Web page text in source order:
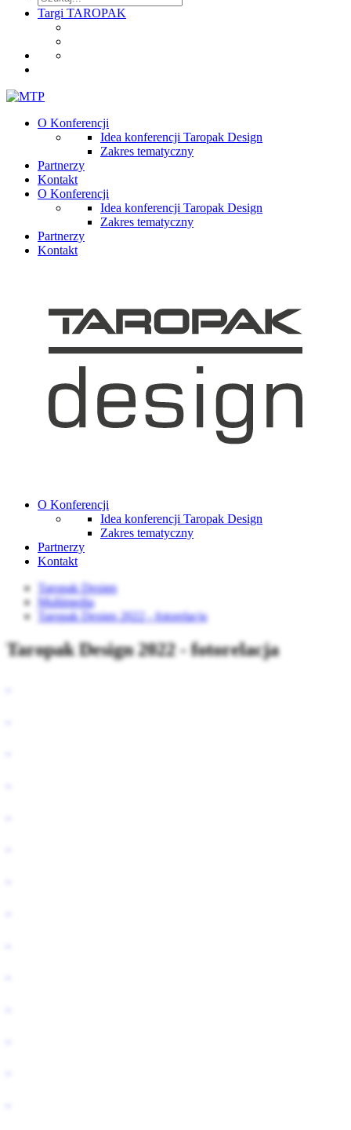
Targi TAROPAK
O Konferencji
Idea konferencji Taropak Design
Zakres tematyczny
Partnerzy
Kontakt
O Konferencji
Idea konferencji Taropak Design
Zakres tematyczny
Partnerzy
Kontakt
O Konferencji
Idea konferencji Taropak Design
Zakres tematyczny
Partnerzy
Kontakt
Taropak Design
Multimedia
Taropak Design 2022 - fotorelacja
Taropak Design 2022 - fotorelacja